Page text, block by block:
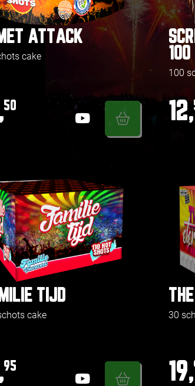
ATTACK
cake
50
100
100
12,
TIJD
cake
95
30
19,